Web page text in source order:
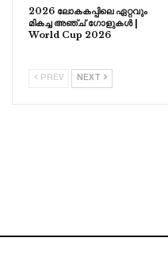
2026 ലോകകപ്പിലെ ഏറ്റവും
മികച്ച അഞ്ച് ഗോളുകൾ |
World Cup 2026
PREV NEXT